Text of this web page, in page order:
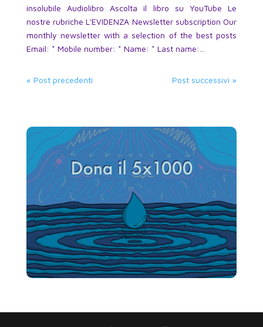
insolubile Audiolibro Ascolta il libro su YouTube Le
nostre rubriche L'EVIDENZA Newsletter subscription Our
monthly newsletter with a selection of the best posts
Email: * Mobile number: * Name: * Last name:...
« Post precedenti Post successivi »